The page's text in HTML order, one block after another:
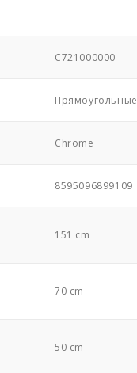
C721000000
Прямоугольные
Chrome
8595096899109
151 cm
70 cm
50 cm